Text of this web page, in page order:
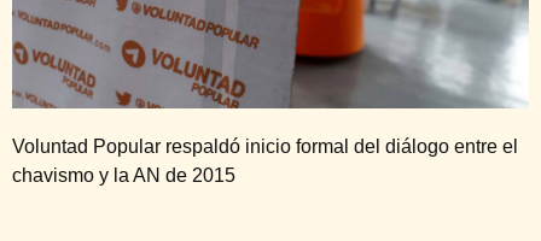
Voluntad Popular respaldó inicio formal del diálogo entre el
chavismo y la AN de 2015